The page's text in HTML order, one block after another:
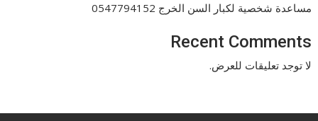
مساعدة شخصية لكبار السن الخرج 0547794152
Recent Comments
لا توجد تعليقات للعرض.